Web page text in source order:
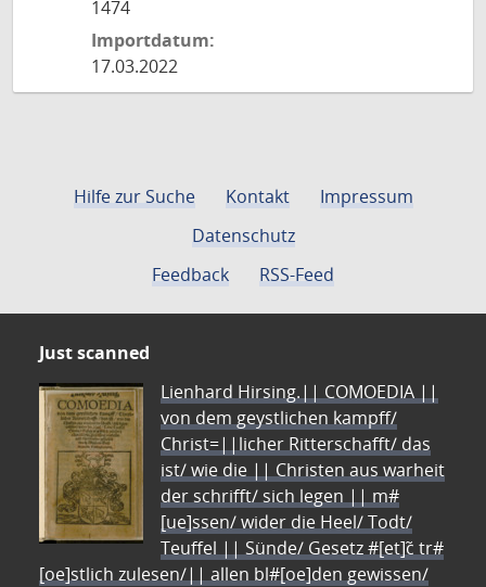
1474
Importdatum:
17.03.2022
Hilfe zur Suche Kontakt
Impressum
Datenschutz
Feedback
RSS-Feed
Just scanned
Lienhard Hirsing.|| COMOEDIA ||
von dem geystlichen kampff/
Christ=||licher Ritterschafft/ das
ist/ wie die || Christen aus warheit
der schrifft/ sich legen || m#
[ue]ssen/ wider die Heel/ Todt/
Teuffel || Sünde/ Gesetz #[et]c̃ tr#
[oe]stlich zulesen/|| allen bl#[oe]den gewissen/